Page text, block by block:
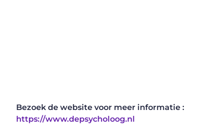
Bezoek de website voor meer informatie :
https://www.depsycholoog.nl